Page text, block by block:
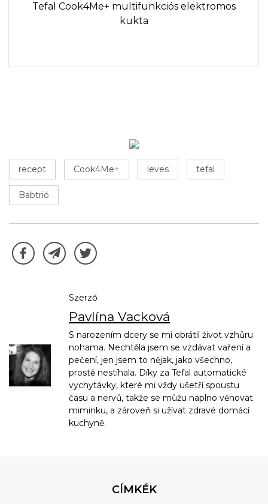
Tefal Cook4Me+ multifunkciós elektromos
kukta
recept Cook4Me+ leves tefal
Babtrió
Szerző
Pavlína Vacková
S narozením dcery se mi obrátil život vzhůru
nohama. Nechtěla jsem se vzdávat vaření a
pečení, jen jsem to nějak, jako všechno,
prostě nestíhala. Díky za Tefal automatické
vychytávky, které mi vždy ušetří spoustu
času a nervů, takže se můžu naplno věnovat
miminku, a zároveň si užívat zdravé domácí
kuchyně.
CÍMKÉK